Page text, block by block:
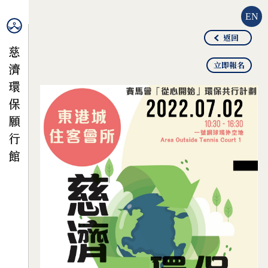
EN
返回
立即報名